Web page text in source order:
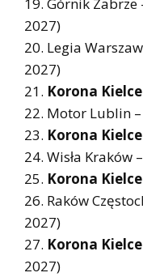
2027)
Legia
2027)
Korona Kielce
Motor Lublin –
Korona Kielce
Wisła Kraków –
Korona Kielce
Raków
2027)
Korona Kielce
2027)